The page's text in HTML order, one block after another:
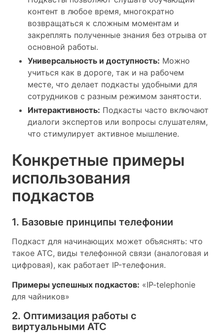
контент в любое время, многократно
возвращаться к сложным моментам и
закреплять полученные знания без отрыва от
основной работы.
Универсальность и доступность: Можно
учиться как в дороге, так и на рабочем
месте, что делает подкасты удобными для
сотрудников с разным режимом занятости.
Интерактивность: Подкасты часто включают
диалоги экспертов или вопросы слушателям,
что стимулирует активное мышление.
Конкретные примеры
использования
подкастов
1. Базовые принципы телефонии
Подкаст для начинающих может объяснять: что
такое АТС, виды телефонной связи (аналоговая и
цифровая), как работает IP-телефония.
Примеры успешных подкастов: «IP-telephonie
для чайников»
2. Оптимизация работы с
виртуальными АТС